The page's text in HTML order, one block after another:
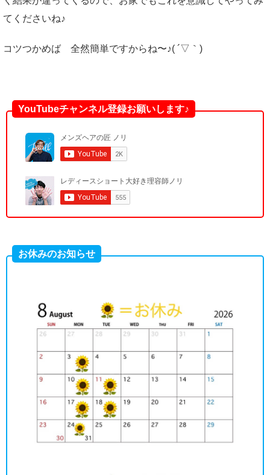
てくださいね♪
コツつかめば 全然簡単ですからね〜♪( ´▽｀)
YouTubeチャンネル登録お願いします♪
お休みのお知らせ